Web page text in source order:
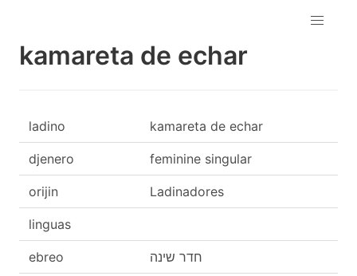
kamareta de echar
ladino kamareta de echar
djenero feminine singular
orijin Ladinadores
linguas
ebreo חדר שינה